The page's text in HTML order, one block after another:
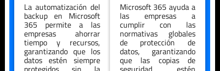
La automatización del
backup en Microsoft
365 permite a las
empresas ahorrar
tiempo y recursos,
garantizando que los
datos estén siempre
Microsoft 365 ayuda a
las empresas a
cumplir con las
normativas globales
de protección de
datos, garantizando
que las copias de